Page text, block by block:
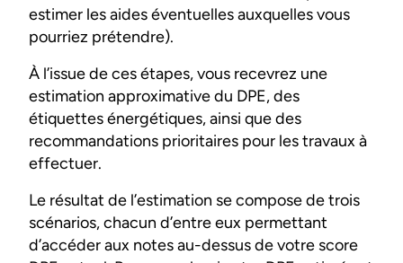
estimer les aides éventuelles auxquelles vous
pourriez prétendre).
À l’issue de ces étapes, vous recevrez une
estimation approximative du DPE, des
étiquettes énergétiques, ainsi que des
recommandations prioritaires pour les travaux à
effectuer.
Le résultat de l’estimation se compose de trois
scénarios, chacun d’entre eux permettant
d’accéder aux notes au-dessus de votre score